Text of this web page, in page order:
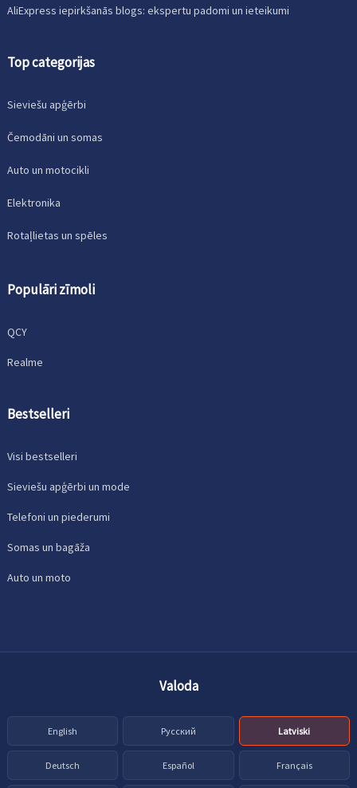
AliExpress iepirkšanās blogs: ekspertu padomi un ieteikumi
Top categorijas
Sieviešu apģērbi
Čemodāni un somas
Auto un motocikli
Elektronika
Rotaļlietas un spēles
Populāri zīmoli
QCY
Realme
Bestselleri
Visi bestselleri
Sieviešu apģērbi un mode
Telefoni un piederumi
Somas un bagāža
Auto un moto
Valoda
English Русский Latviski
Deutsch Español Français